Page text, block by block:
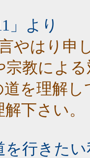
」より
やはり申
宗教によ
を理解
下さい。
を行きた